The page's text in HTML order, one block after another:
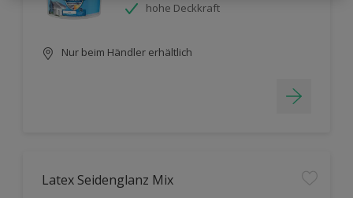
hohe Deckkraft
Nur beim Händler erhältlich
Latex Seidenglanz Mix